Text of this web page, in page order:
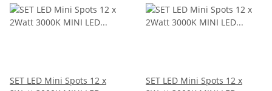
SET LED Mini Spots 12 x
SET LED Mini Spots 12 x